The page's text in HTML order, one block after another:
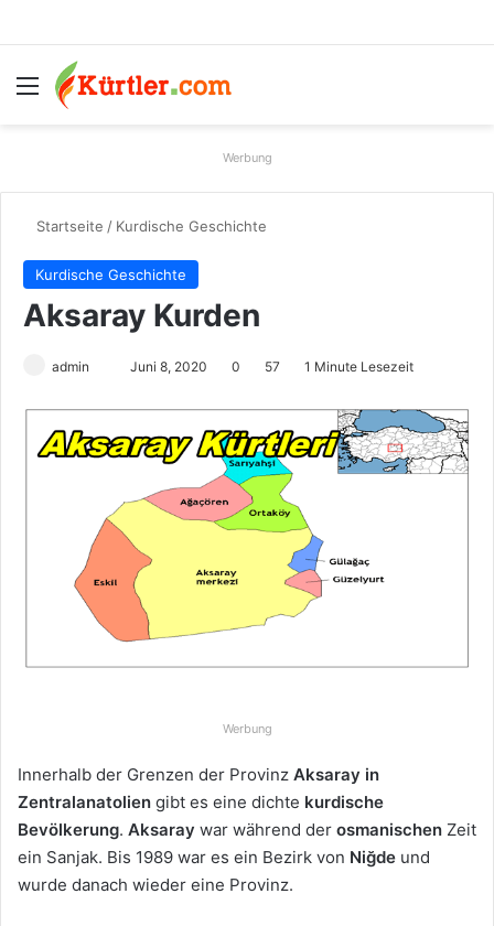
Menü
Werbung
Startseite / Kurdische Geschichte
Kurdische Geschichte
Aksaray Kurden
admin
d
n
e
n
Juni 8, 2020 0 57 1 Minute Lesezeit
Werbung
Innerhalb der Grenzen der Provinz Aksaray in
Zentralanatolien gibt es eine dichte kurdische
Bevölkerung. Aksaray war während der osmanischen Zeit
ein Sanjak. Bis 1989 war es ein Bezirk von Niğde und
wurde danach wieder eine Provinz.